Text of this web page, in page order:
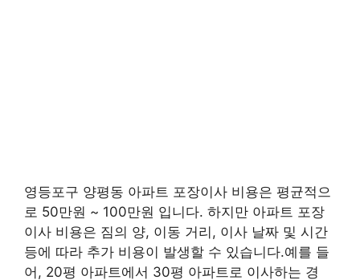
영등포구 양평동 아파트 포장이사 비용은 평균적으
로 50만원 ~ 100만원 입니다. 하지만 아파트 포장
이사 비용은 짐의 양, 이동 거리, 이사 날짜 및 시간
등에 따라 추가 비용이 발생할 수 있습니다.예를 들
어, 20평 아파트에서 30평 아파트로 이사하는 경